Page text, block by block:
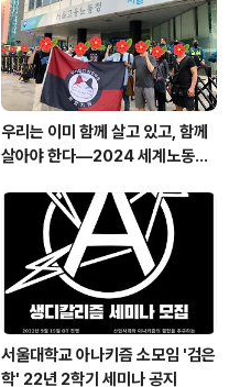
우리는 이미 함께 살고 있고, 함께
살아야 한다―2024 세계노동절
서울대학교 아나키즘 소모임 '검은
학' 22년 2학기 세미나 공지